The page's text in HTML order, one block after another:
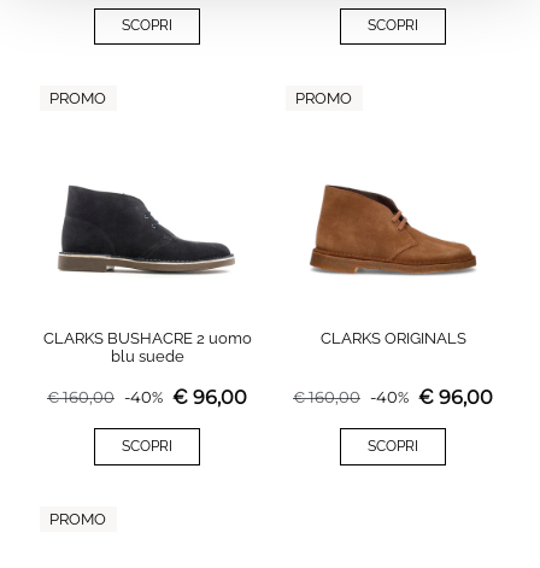
SCOPRI SCOPRI
PROMO
CLARKS BUSHACRE 2 uomo
blu suede
€160,00 -40% € 96,00
SCOPRI
PROMO
CLARKS ORIGINALS
€160,00 -40% € 96,00
SCOPRI
PROMO